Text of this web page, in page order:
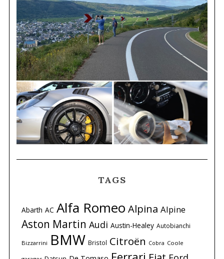
TAGS
Abarth AC Alfa Romeo Alpina Alpine
Aston Martin Audi Austin-Healey Autobianchi
Bizzarrini BMW Bristol Citroën Cobra Coole